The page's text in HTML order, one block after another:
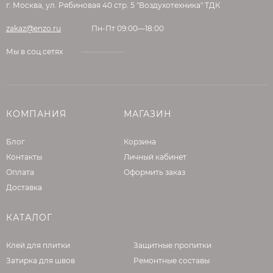
необходимо произвести выравнивание
ПРИГОТОВЛЕНИЕ РАСТВОРА
высыпать в емкость с чистой водой из
1 мешок 20 кг – 6,0 – 8,0 л воды) и перемешать
до образования однородной массы. После
этого дать отстояться в течение 2 – 3 минут,
затем повторно перемешать.
соответствующего инструмента (миксер для
насадкой).
Раствор можно использовать в течение 120
г. Москва, ул. Рябиновая 40 стр. 5 "Воздухотехника" ТДК
zakaz@enzo.ru Пн-Пт 09:00—18:00
Мы в соц.сетях
КОМПАНИЯ
Блог
Контакты
Оплата
Доставка
МАГАЗИН
Корзина
Личный кабинет
Оформить заказ
КАТАЛОГ
Клей для плитки
Затирка для швов
Защитные пропитки
Ремонтные составы